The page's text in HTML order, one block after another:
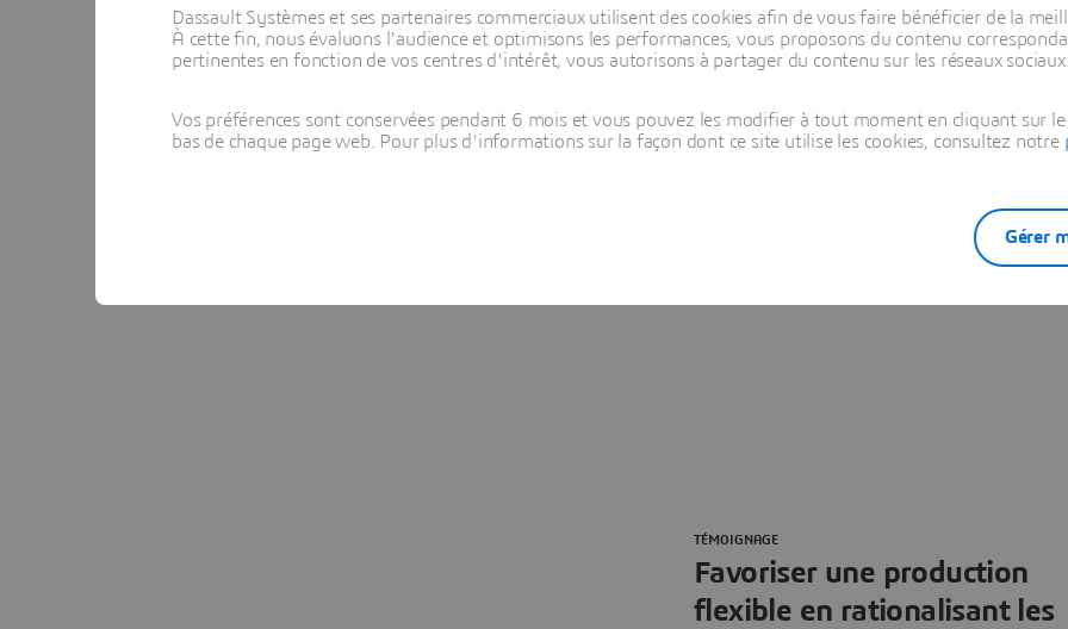
gaspillage avant le passage en production. Elles peuvent planifier les mises à niveau stratégiques de leurs
systèmes de production et identifier en amont les problèmes potentiels avant qu'ils ne se produisent, simuler
plusieurs cas de figure pour déterminer rapidement la marche à suivre et intégrer la flexibilité à leurs systèmes et
La plate-forme3DEXPERIENCE® fait le lien pour concilierun pourcentage élevé de production agile et les
pour analyser différents scénarios de simulation et planifier la capacité en fonction de la demande du marché.
connecte la planification à l'atelier via un « jumeau numérique » pour anticiper les problèmes et prendre des
Favoriser une production
flexible en rationalisant les
TÉMOIGNAGE
Dassault Systèmes et ses partenaires commerciaux utilisent des cookies afin de vous faire bénéficier de la
À cette fin, nous évaluons l'audience et optimisons les performances, vous proposons du contenu
pertinentes en fonction de vos centres d'intérêt, vous autorisons à partager du contenu sur les réseaux sociaux.
Vos préférences sont conservées pendant 6 mois et vous pouvez les modifier à tout moment en cliquant sur
bas de chaque page web. Pour plus d'informations sur la façon dont ce site utilise les cookies, consultez notre
Gérer